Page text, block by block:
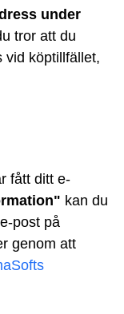
under
tror att du
vid köptillfället,
fått ditt e-
kan du
post på
genom att